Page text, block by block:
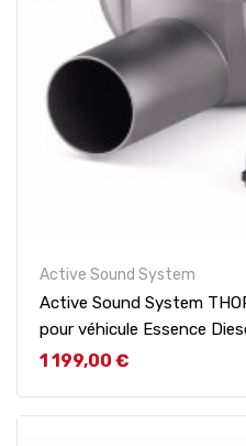
Active Sound System
Active Sound System
pour véhicule Essence
Prix
1 199,00 €